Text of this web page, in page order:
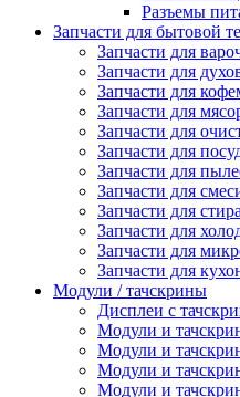
Разъемы
Запчасти для бытовой
Запчасти для
Запчасти для
Запчасти для
Запчасти для
Запчасти для
Запчасти для
Запчасти для
Запчасти для
Запчасти для
Запчасти для
Запчасти для
Запчасти для
Модули / тачскрины
Дисплеи с
Модули и
Модули и
Модули и
Модули и